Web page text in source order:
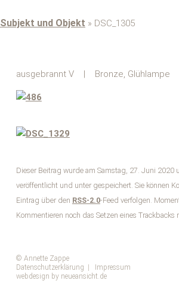
Subjekt und Objekt » DSC_1305
ausgebrannt V | Bronze, Glühlampe
Dieser Beitrag wurde am Samstag, 27. Juni 2020
veröffentlicht und unter gespeichert. Sie können
Eintrag über den RSS-2.0-Feed verfolgen.
Kommentieren noch das Setzen eines Trackbacks
© Annette Zappe
Datenschutzerklärung | Impressum
webdesign by neueansicht.de